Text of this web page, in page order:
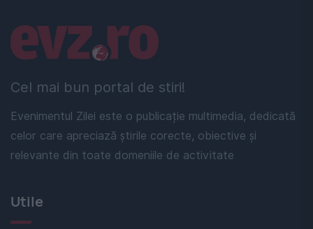
Cel mai bun portal de stiri!
Evenimentul Zilei este o publicație multimedia, dedicată
celor care apreciază știrile corecte, obiective și
relevante din toate domeniile de activitate
Linkuri utile
Utile